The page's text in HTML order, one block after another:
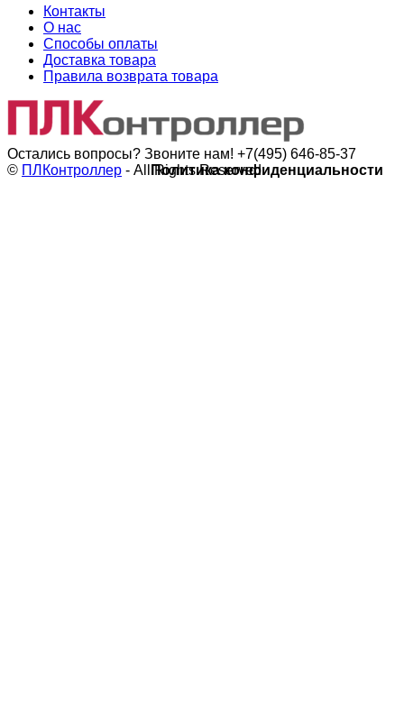
Контакты
О нас
Способы оплаты
Доставка товара
Правила возврата товара
Остались вопросы? Звоните нам! +7(495) 646-85-37
© ПЛКонтроллер - All Rights Reserved
Политика конфиденциальности